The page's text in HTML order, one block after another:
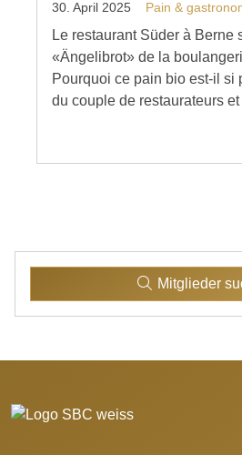
30. April 2025 Pain &
Le restaurant Süder à Berne
«Ängelibrot» de la
Pourquoi ce pain bio est-il si
du couple de restaurateurs
Mitglieder